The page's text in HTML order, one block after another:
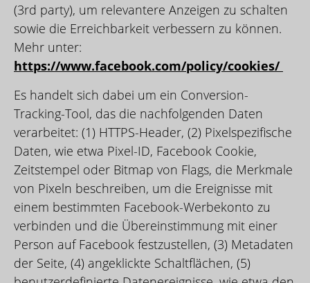
(3rd party), um relevantere Anzeigen zu schalten
sowie die Erreichbarkeit verbessern zu können.
Mehr unter:
https://www.facebook.com/policy/cookies/
Es handelt sich dabei um ein Conversion-
Tracking-Tool, das die nachfolgenden Daten
verarbeitet: (1) HTTPS-Header, (2) Pixelspezifische
Daten, wie etwa Pixel-ID, Facebook Cookie,
Zeitstempel oder Bitmap von Flags, die Merkmale
von Pixeln beschreiben, um die Ereignisse mit
einem bestimmten Facebook-Werbekonto zu
verbinden und die Übereinstimmung mit einer
Person auf Facebook festzustellen, (3) Metadaten
der Seite, (4) angeklickte Schaltflächen, (5)